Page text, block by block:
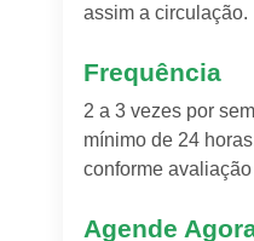
assim a circulação.
Frequência
2 a 3 vezes por
mínimo de 24
conforme
Agende